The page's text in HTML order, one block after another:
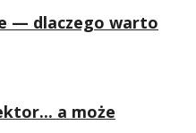
— dlaczego warto
a może